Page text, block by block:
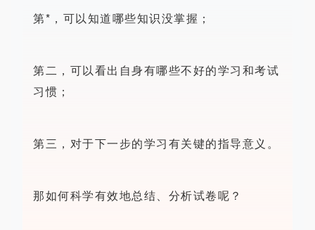
第*，可以知道哪些知识没掌握；
第二，可以看出自身有哪些不好的学习和考试
习惯；
第三，对于下一步的学习有关键的指导意义。
那如何科学有效地总结、分析试卷呢？